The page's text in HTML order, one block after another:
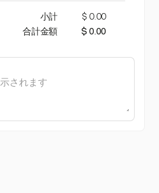
小計
$ 0.00
合計金額
$ 0.00